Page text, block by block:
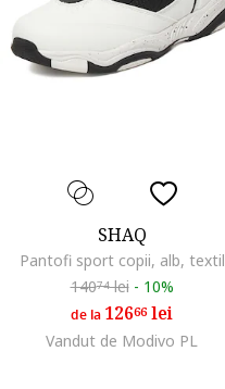
SHAQ
Pantofi sport copii, alb, textil
14074lei - 10%
de la 12666lei
Vandut de Modivo PL